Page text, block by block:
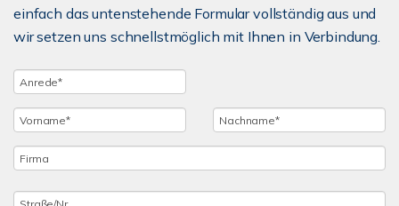
einfach das untenstehende Formular vollständig aus und
wir setzen uns schnellstmöglich mit Ihnen in Verbindung.